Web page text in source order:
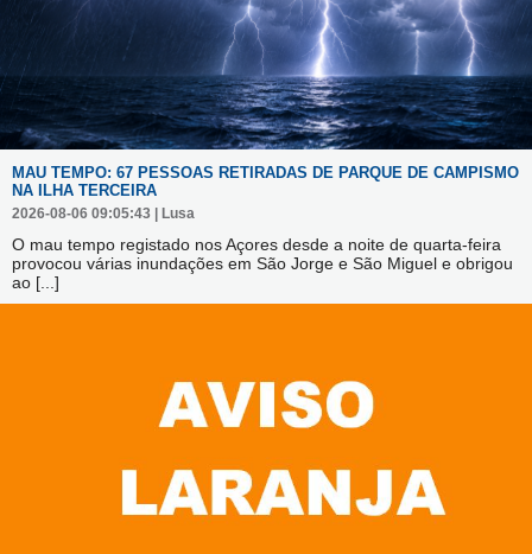
MAU TEMPO: 67 PESSOAS RETIRADAS DE PARQUE DE CAMPISMO
NA ILHA TERCEIRA
2026-08-06 09:05:43 | Lusa
O mau tempo registado nos Açores desde a noite de quarta-feira
provocou várias inundações em São Jorge e São Miguel e obrigou
ao [...]